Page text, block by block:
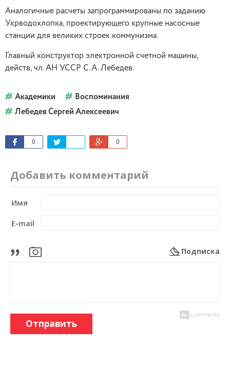
Аналогичные расчеты запрограммированы по заданию
Укрводохлопка, проектирующего крупные насосные
станции для великих строек коммунизма.
Главный конструктор электронной счетной машины,
действ, чл. АН УССР С.А. Лебедев.
Академики
Воспоминания
Лебедев Сергей Алексеевич
0 0
Добавить комментарий
Имя
E-mail
Подписка
Отправить